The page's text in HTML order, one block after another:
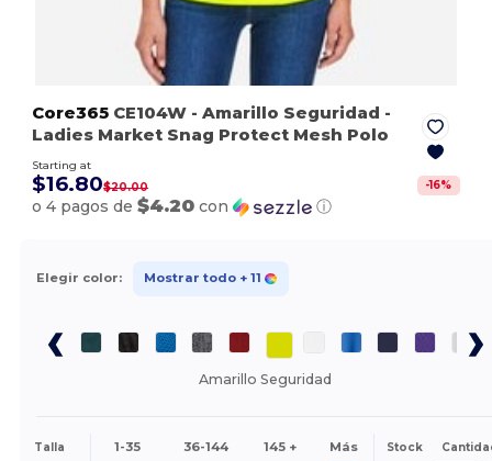
Core365 CE104W - Amarillo Seguridad -
Ladies Market Snag Protect Mesh Polo
Starting at
$16.80$20.00 -16%
o 4 pagos de$4.20 con ⓘ
Elegir color: Mostrar todo + 11
Amarillo Seguridad
Talla 1-35 36-144 145 + Más Stock